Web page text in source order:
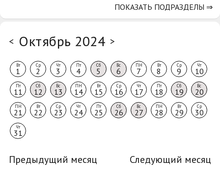
< Октябрь 2024 >
Вт
1
Ср
2
Чт
3
Пт
4
Сб
5
Вс
6
ПН
7
Вт
8
Ср
9
Чт
10
Пт
11
Сб
12
Вс
13
ПН
14
Вт
15
Ср
16
Чт
17
Пт
18
Сб
19
Вс
20
ПН
21
Вт
22
Ср
23
Чт
24
Пт
25
Сб
26
Вс
27
ПН
28
Вт
29
Ср
30
Чт
31
Предыдущий месяц Следующий месяц
ПОКАЗАТЬ ПОДРАЗДЕЛЫ ⇒